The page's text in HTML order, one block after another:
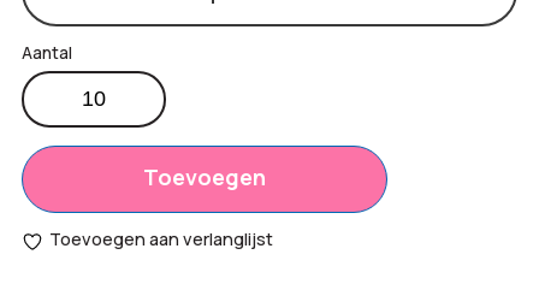
Productprijs:
Totaal
opties:
€0,00
Telefoon
lanyard
aantal
Toevoegen
Toevoegen aan verlanglijst